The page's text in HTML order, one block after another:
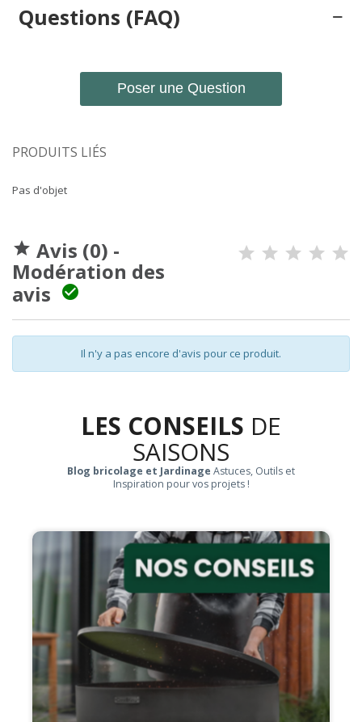
Questions (FAQ)
Poser une Question
PRODUITS LIÉS
Pas d'objet
 Avis (0) -
Modération des
avis

Il n'y a pas encore d'avis pour ce produit.
LES CONSEILS DE
SAISONS
Blog bricolage et Jardinage Astuces, Outils et
Inspiration pour vos projets !